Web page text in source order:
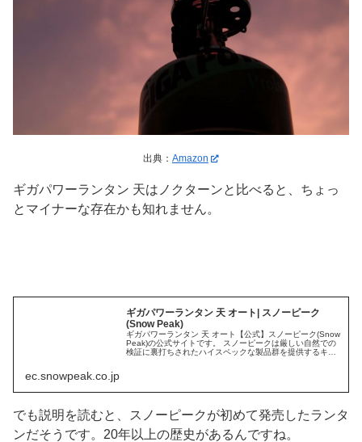
出典： Amazon
ギガパワーランタン 天はノクターンと比べると、ちょっ
とマイナーな存在かも知れません。
ギガパワーランタン 天 オート| スノーピーク
(Snow Peak)
ギガパワーランタン 天 オート【公式】スノーピーク(Snow
Peak)の公式サイトです。 スノーピークは厳しい自然での
検証に裏打ちされたハイスペックな製品群を提供するキャ
ec.snowpeak.co.jp
でも説明を読むと、スノーピークが初めて発売したランタ
ンだそうです。20年以上の歴史があるんですね。